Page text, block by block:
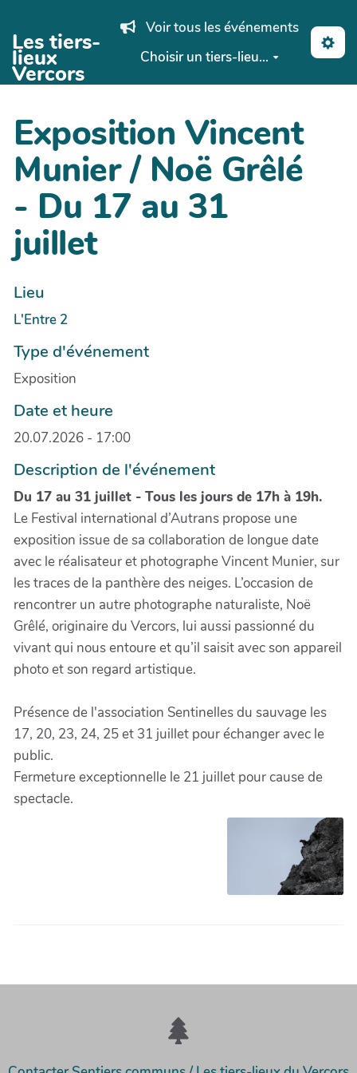
Aller au contenu principal
Les tiers-
lieux
Vercors
Voir tous les événements
Choisir un tiers-lieu...
Exposition Vincent
Munier / Noë Grêlé
- Du 17 au 31
juillet
Lieu
L'Entre 2
Type d'événement
Exposition
Date et heure
20.07.2026 - 17:00
Description de l'événement
Du 17 au 31 juillet - Tous les jours de 17h à 19h.
Le Festival international d’Autrans propose une
exposition issue de sa collaboration de longue date
avec le réalisateur et photographe Vincent Munier, sur
les traces de la panthère des neiges. L’occasion de
rencontrer un autre photographe naturaliste, Noë
Grêlé, originaire du Vercors, lui aussi passionné du
vivant qui nous entoure et qu’il saisit avec son appareil
photo et son regard artistique.
Présence de l'association Sentinelles du sauvage les
17, 20, 23, 24, 25 et 31 juillet pour échanger avec le
public.
Fermeture exceptionnelle le 21 juillet pour cause de
spectacle.